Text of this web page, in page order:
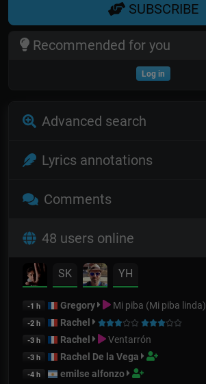
SUBSCRIBE
Recommended for you
Log in
Advanced search
Lyrics annotations
Comments
48 users online
SK YH
-1 h Gregory Mi piba (Mi piba linda)
-2 h Rachel
-3 h Rachel Ventarrón
-3 h Rachel De la Vega
-4 h emilse alfonzo